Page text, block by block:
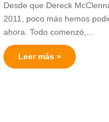
Desde que Dereck
2011, poco más hemos
ahora. Todo comenzó,…
Leer más »